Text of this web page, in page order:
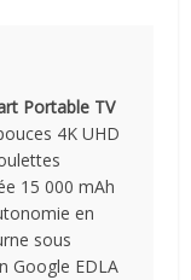
Portable TV
4K UHD
15 000 mAh
en
sous
Google EDLA